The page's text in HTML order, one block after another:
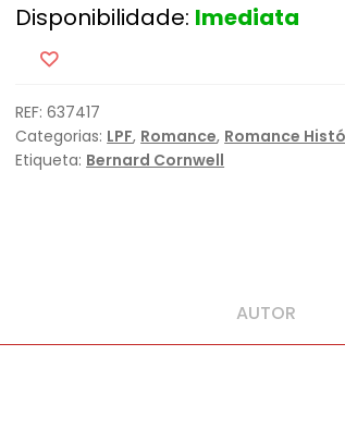
Inimigo
Deus
Disponibilidade: Imediata
REF:637417
Categorias: LPF, Romance, Romance
Etiqueta: Bernard Cornwell
AUTOR